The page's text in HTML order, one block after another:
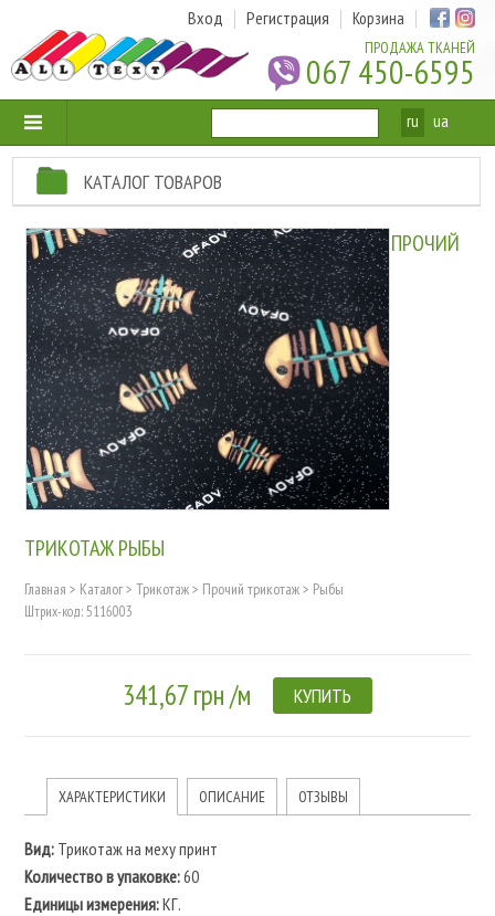
ПРОДАЖА ТКАНЕЙ
067 450-6595
Вход Регистрация Корзина
ru ua
КАТАЛОГ ТОВАРОВ
ПРОЧИЙ
ТРИКОТАЖ РЫБЫ
Главная > Каталог> Трикотаж> Прочий трикотаж> Рыбы
Штрих-код: 5116003
341,67 грн /м КУПИТЬ
ХАРАКТЕРИСТИКИ ОПИСАНИЕ ОТЗЫВЫ
Вид:Трикотаж на меху принт
Количество в упаковке:60
Единицы измерения:КГ.